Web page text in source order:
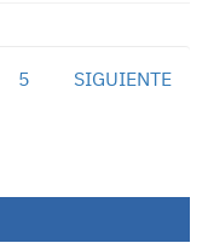
5 SIGUIENTE